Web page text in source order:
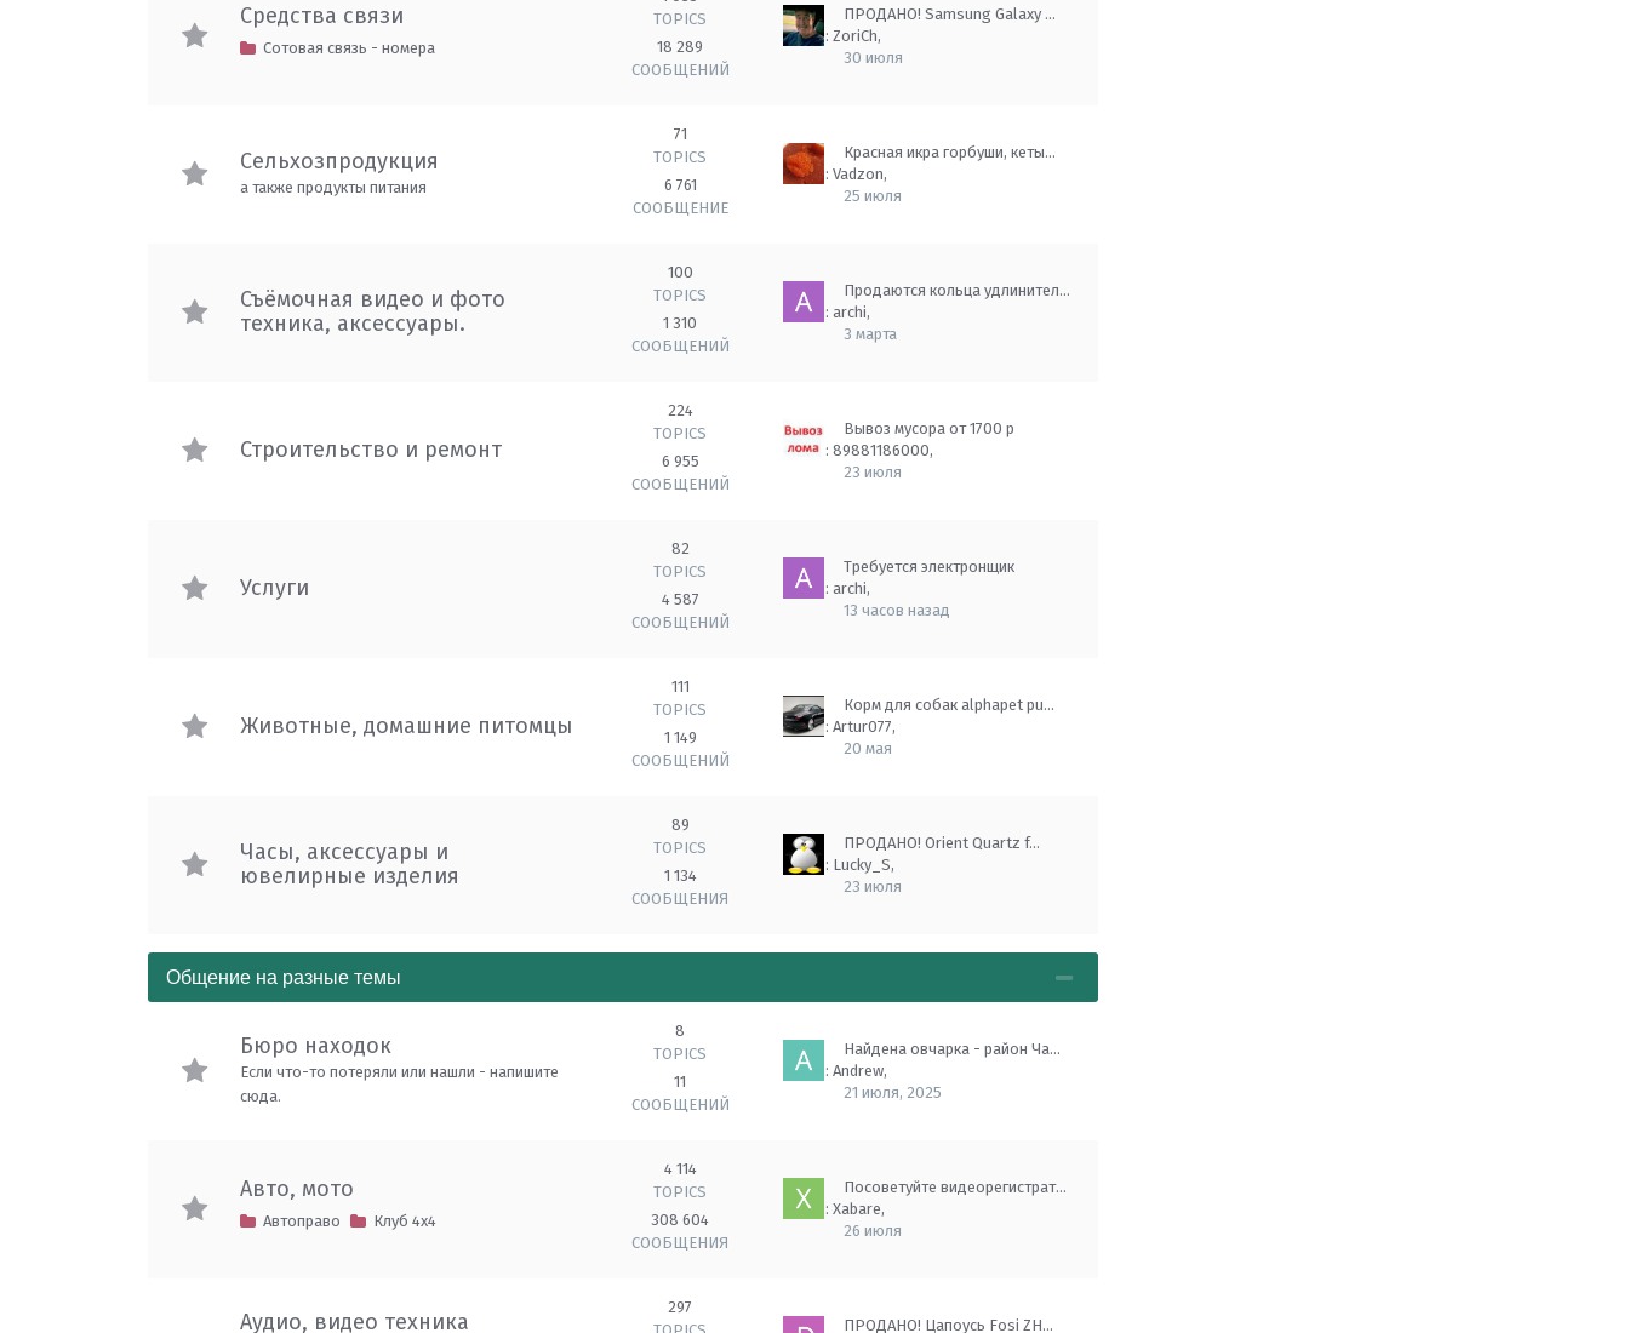
Средства связи
Сотовая связь - номера
TOPICS
18 289
СООБЩЕНИЙ
ПРОДАНО! Samsung Galaxy …
Автор:ZoriCh,
30 июля
Сельхозпродукция
а также продукты питания
71
TOPICS
6 761
СООБЩЕНИЕ
Красная икра горбуши, кеты…
Автор:Vadzon,
25 июля
Съёмочная видео и фото
техника, аксессуары.
100
TOPICS
1 310
СООБЩЕНИЙ
Продаются кольца удлинител…
Автор:archi,
3 марта
Строительство и ремонт
224
TOPICS
6 955
СООБЩЕНИЙ
Вывоз мусора от 1700 р
Автор:89881186000,
23 июля
Услуги
82
TOPICS
4 587
СООБЩЕНИЙ
Требуется электронщик
Автор:archi,
13 часов назад
Животные, домашние питомцы
111
TOPICS
1 149
СООБЩЕНИЙ
Корм для собак alphapet pu…
Автор:Artur077,
20 мая
Часы, аксессуары и
ювелирные изделия
89
TOPICS
1 134
СООБЩЕНИЯ
ПРОДАНО! Orient Quartz f…
Автор: Lucky_S,
23 июля
Общение на разные темы
Бюро находок
Если что-то потеряли или нашли - напишите
сюда.
8
TOPICS
11
СООБЩЕНИЙ
Найдена овчарка - район Ча…
Автор:Andrew,
21 июля, 2025
Авто, мото
Автоправо Клуб 4х4
4 114
TOPICS
308 604
СООБЩЕНИЯ
Посоветуйте видеорегистрат…
Автор:Xabare,
26 июля
Аудио, видео техника
297
ПРОДАНО! Цапоусь Fosi ZH…